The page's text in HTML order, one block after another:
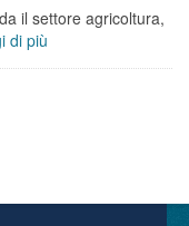
il settore agricoltura,
di più